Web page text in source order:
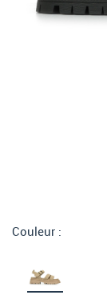
Couleur :